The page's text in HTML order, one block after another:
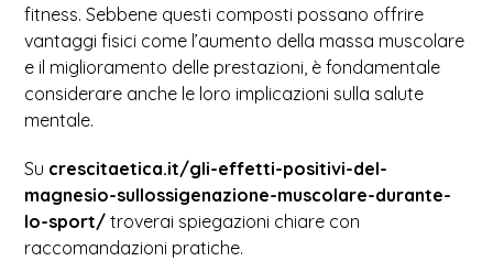
fitness. Sebbene questi composti possano offrire
vantaggi fisici come l’aumento della massa muscolare
e il miglioramento delle prestazioni, è fondamentale
considerare anche le loro implicazioni sulla salute
mentale.
Su crescitaetica.it/gli-effetti-positivi-del-
magnesio-sullossigenazione-muscolare-durante-
lo-sport/ troverai spiegazioni chiare con
raccomandazioni pratiche.